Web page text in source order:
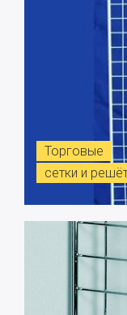
Торговые
сетки и